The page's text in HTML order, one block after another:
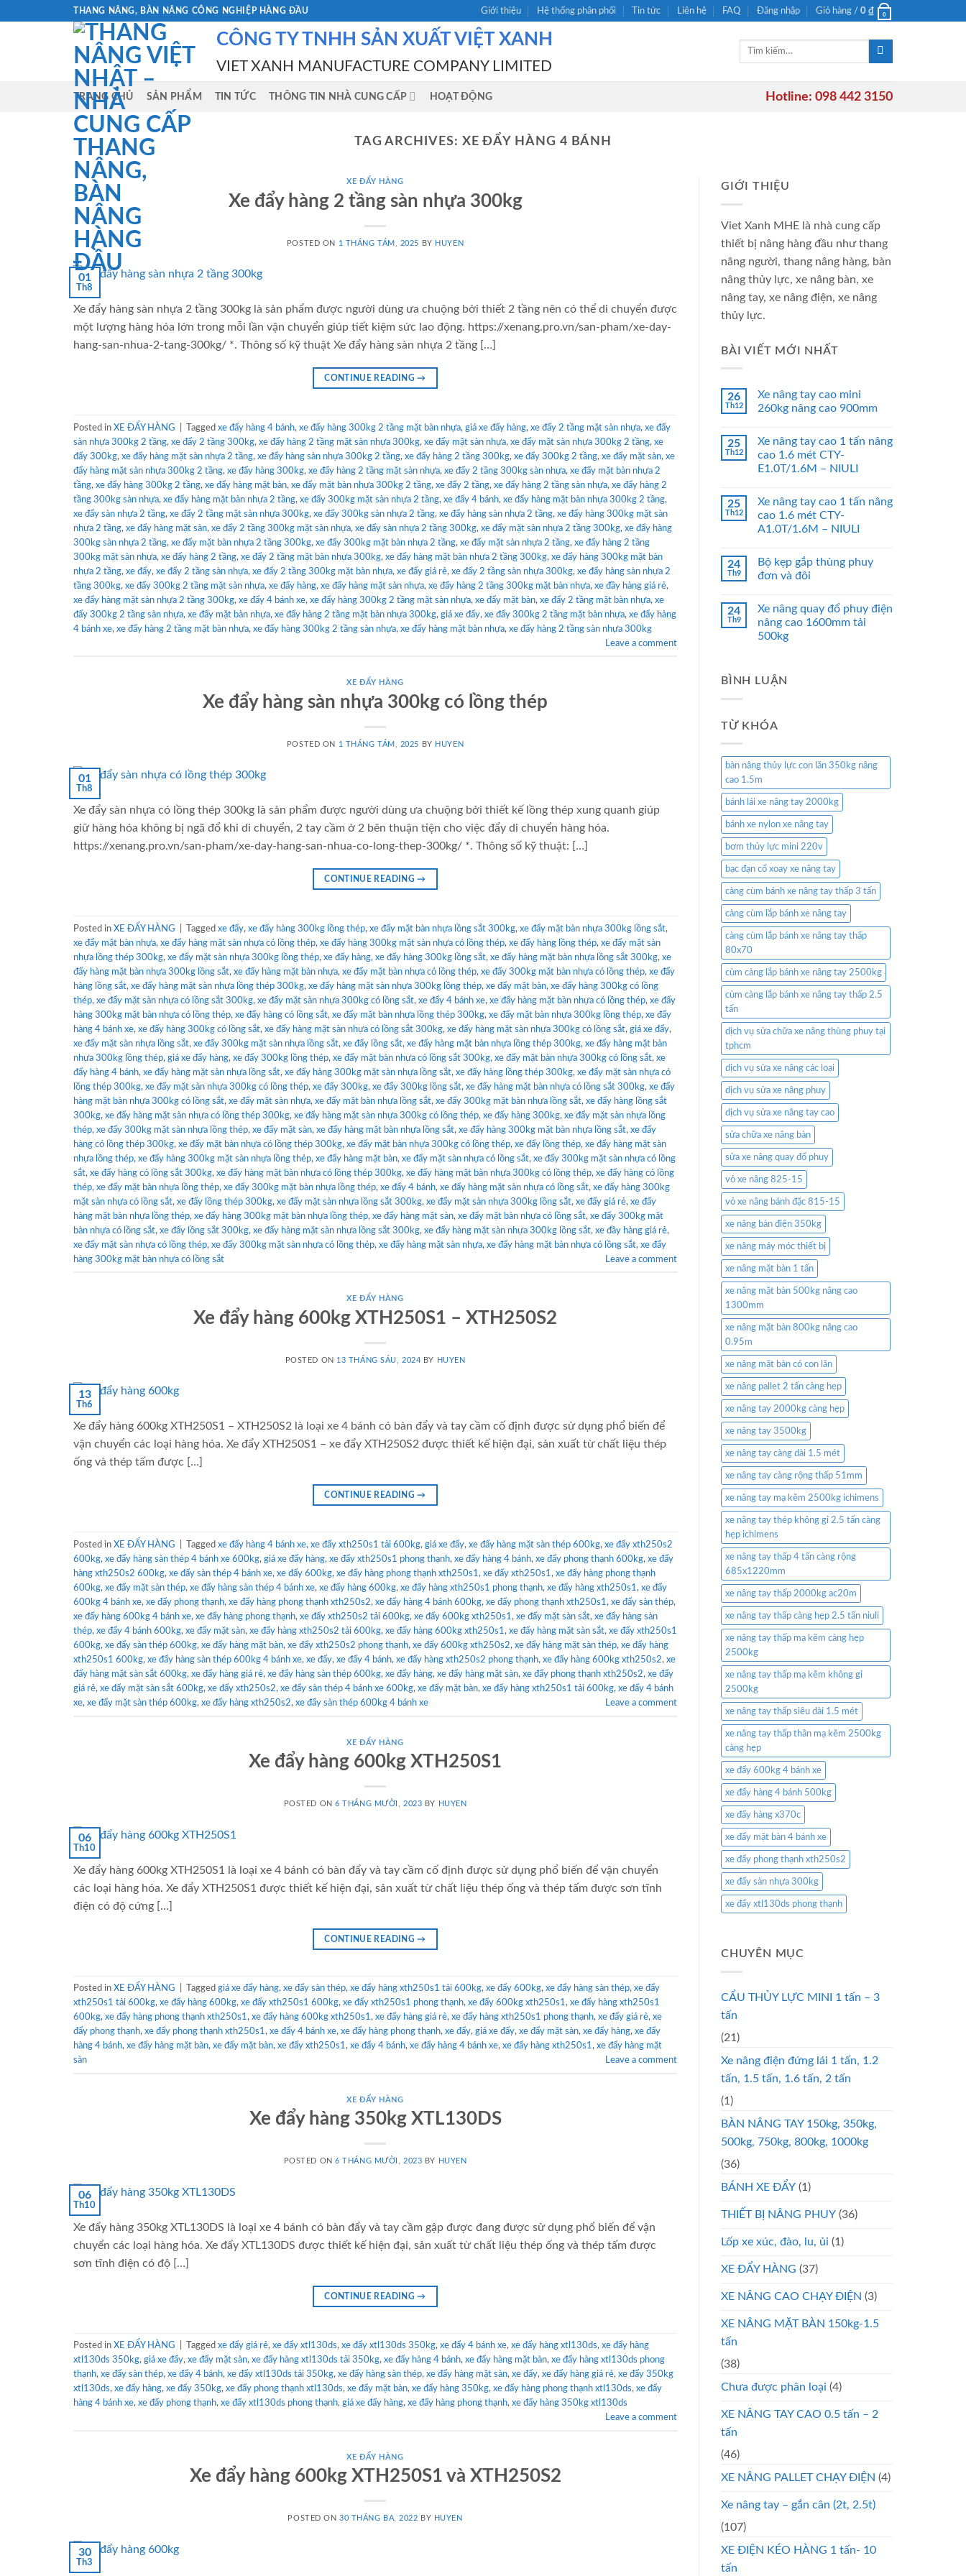
THANG NÂNG, BÀN NÂNG CÔNG NGHIỆP HÀNG ĐẦU Giới thiệu Hệ thống phân phối Tin tức Liên hệ FAQ Đăng nhập Giỏ hàng / 0 ₫ 0
CÔNG TY TNHH SẢN XUẤT VIỆT XANH
VIET XANH MANUFACTURE COMPANY LIMITED
Tìm
TRANG CHỦ SẢN PHẨM TIN TỨC THÔNG TIN NHÀ CUNG CẤP HOẠT ĐỘNG Hotline: 098 442 3150
TAG ARCHIVES: XE ĐẨY HÀNG 4 BÁNH
XE ĐẨY HÀNG
Xe đẩy hàng 2 tầng sàn nhựa 300kg
POSTED ON 1 THÁNG TÁM, 2025 BY HUYEN
01
Th8
Xe đẩy hàng sàn nhựa 2 tầng 300kg là sản phẩm được người dùng ưa chuộng bởi thiết 2 tầng nên có thể di chuyển được
một lượng hàng hóa lớn trong mỗi lần vận chuyển giúp tiết kiệm sức lao động. https://xenang.pro.vn/san-pham/xe-day-
hang-san-nhua-2-tang-300kg/ *. Thông số kỹ thuật Xe đẩy hàng sàn nhựa 2 tầng […]
CONTINUE READING→
Posted in XE ĐẨY HÀNG Tagged xe đẩy hàng 4 bánh, xe đẩy hàng 300kg 2 tầng mặt bàn nhựa, giá xe đẩy hàng, xe đẩy 2 tầng mặt sàn nhựa, xe đẩy
sàn nhựa 300kg 2 tầng, xe đẩy 2 tầng 300kg, xe đẩy hàng 2 tầng mặt sàn nhựa 300kg, xe đẩy mặt sàn nhựa, xe đẩy mặt sàn nhựa 300kg 2 tầng, xe
đẩy 300kg, xe đẩy hàng mặt sàn nhựa 2 tầng, xe đẩy hàng sàn nhựa 300kg 2 tầng, xe đẩy hàng 2 tầng 300kg, xe đẩy 300kg 2 tầng, xe đẩy mặt sàn, xe
đẩy hàng mặt sàn nhựa 300kg 2 tầng, xe đẩy hàng 300kg, xe đẩy hàng 2 tầng mặt sàn nhựa, xe đẩy 2 tầng 300kg sàn nhựa, xe đẩy mặt bàn nhựa 2
tầng, xe đẩy hàng 300kg 2 tầng, xe đẩy hàng mặt bàn, xe đẩy mặt bàn nhựa 300kg 2 tầng, xe đẩy 2 tầng, xe đẩy hàng 2 tầng sàn nhựa, xe đẩy hàng 2
tầng 300kg sàn nhựa, xe đẩy hàng mặt bàn nhựa 2 tầng, xe đẩy 300kg mặt sàn nhựa 2 tầng, xe đẩy 4 bánh, xe đẩy hàng mặt bàn nhựa 300kg 2 tầng,
xe đẩy sàn nhựa 2 tầng, xe đẩy 2 tầng mặt sàn nhựa 300kg, xe đẩy 300kg sàn nhựa 2 tầng, xe đẩy hàng sàn nhựa 2 tầng, xe đẩy hàng 300kg mặt sàn
nhựa 2 tầng, xe đẩy hàng mặt sàn, xe đẩy 2 tầng 300kg mặt sàn nhựa, xe đẩy sàn nhựa 2 tầng 300kg, xe đẩy mặt sàn nhựa 2 tầng 300kg, xe đẩy hàng
300kg sàn nhựa 2 tầng, xe đẩy mặt bàn nhựa 2 tầng 300kg, xe đẩy 300kg mặt bàn nhựa 2 tầng, xe đẩy mặt sàn nhựa 2 tầng, xe đẩy hàng 2 tầng
300kg mặt sàn nhựa, xe đẩy hàng 2 tầng, xe đẩy 2 tầng mặt bàn nhựa 300kg, xe đẩy hàng mặt bàn nhựa 2 tầng 300kg, xe đẩy hàng 300kg mặt bàn
nhựa 2 tầng, xe đẩy, xe đẩy 2 tầng sàn nhựa, xe đẩy 2 tầng 300kg mặt bàn nhựa, xe đẩy giá rẻ, xe đẩy 2 tầng sàn nhựa 300kg, xe đẩy hàng sàn nhựa 2
tầng 300kg, xe đẩy 300kg 2 tầng mặt sàn nhựa, xe đẩy hàng, xe đẩy hàng mặt sàn nhựa, xe đẩy hàng 2 tầng 300kg mặt bàn nhựa, xe đầy hàng giá rẻ,
xe đẩy hàng mặt sàn nhựa 2 tầng 300kg, xe đẩy 4 bánh xe, xe đẩy hàng 300kg 2 tầng mặt sàn nhựa, xe đẩy mặt bàn, xe đẩy 2 tầng mặt bàn nhựa, xe
đẩy 300kg 2 tầng sàn nhựa, xe đẩy mặt bàn nhựa, xe đẩy hàng 2 tầng mặt bàn nhựa 300kg, giá xe đẩy, xe đẩy 300kg 2 tầng mặt bàn nhựa, xe đẩy hàng
4 bánh xe, xe đẩy hàng 2 tầng mặt bàn nhựa, xe đẩy hàng 300kg 2 tầng sàn nhựa, xe đẩy hàng mặt bàn nhựa, xe đẩy hàng 2 tầng sàn nhựa 300kg
Leave a comment
XE ĐẨY HÀNG
Xe đẩy hàng sàn nhựa 300kg có lồng thép
POSTED ON 1 THÁNG TÁM, 2025 BY HUYEN
01
Th8
Xe đẩy sàn nhựa có lồng thép 300kg là sản phẩm được người dùng ưa chuộng bởi thiết kế lồng thép xung quanh giúp
giữ hàng hóa không bị ngã đổ khi di chuyển, 2 tay cầm ở 2 bên thuận tiện cho việc đẩy di chuyển hàng hóa.
https://xenang.pro.vn/san-pham/xe-day-hang-san-nhua-co-long-thep-300kg/ *. Thông số kỹ thuật: […]
CONTINUE READING→
Posted in XE ĐẨY HÀNG Tagged xe đẩy, xe đẩy hàng 300kg lồng thép, xe đẩy mặt bàn nhựa lồng sắt 300kg, xe đẩy mặt bàn nhựa 300kg lồng sắt,
xe đẩy mặt bàn nhựa, xe đẩy hàng mặt sàn nhựa có lồng thép, xe đẩy hàng 300kg mặt sàn nhựa có lồng thép, xe đẩy hàng lồng thép, xe đẩy mặt sàn
nhựa lồng thép 300kg, xe đẩy mặt sàn nhựa 300kg lồng thép, xe đẩy hàng, xe đẩy hàng 300kg lồng sắt, xe đẩy hàng mặt bàn nhựa lồng sắt 300kg, xe
đẩy hàng mặt bàn nhựa 300kg lồng sắt, xe đẩy hàng mặt bàn nhựa, xe đẩy mặt bàn nhựa có lồng thép, xe đẩy 300kg mặt bàn nhựa có lồng thép, xe đẩy
hàng lồng sắt, xe đẩy hàng mặt sàn nhựa lồng thép 300kg, xe đẩy hàng mặt sàn nhựa 300kg lồng thép, xe đẩy mặt bàn, xe đẩy hàng 300kg có lồng
thép, xe đẩy mặt sàn nhựa có lồng sắt 300kg, xe đẩy mặt sàn nhựa 300kg có lồng sắt, xe đẩy 4 bánh xe, xe đẩy hàng mặt bàn nhựa có lồng thép, xe đẩy
hàng 300kg mặt bàn nhựa có lồng thép, xe đẩy hàng có lồng sắt, xe đẩy mặt bàn nhựa lồng thép 300kg, xe đẩy mặt bàn nhựa 300kg lồng thép, xe đẩy
hàng 4 bánh xe, xe đẩy hàng 300kg có lồng sắt, xe đẩy hàng mặt sàn nhựa có lồng sắt 300kg, xe đẩy hàng mặt sàn nhựa 300kg có lồng sắt, giá xe đẩy,
xe đẩy mặt sàn nhựa lồng sắt, xe đẩy 300kg mặt sàn nhựa lồng sắt, xe đẩy lồng sắt, xe đẩy hàng mặt bàn nhựa lồng thép 300kg, xe đẩy hàng mặt bàn
nhựa 300kg lồng thép, giá xe đẩy hàng, xe đẩy 300kg lồng thép, xe đẩy mặt bàn nhựa có lồng sắt 300kg, xe đẩy mặt bàn nhựa 300kg có lồng sắt, xe
đẩy hàng 4 bánh, xe đẩy hàng mặt sàn nhựa lồng sắt, xe đẩy hàng 300kg mặt sàn nhựa lồng sắt, xe đẩy hàng lồng thép 300kg, xe đẩy mặt sàn nhựa có
lồng thép 300kg, xe đẩy mặt sàn nhựa 300kg có lồng thép, xe đẩy 300kg, xe đẩy 300kg lồng sắt, xe đẩy hàng mặt bàn nhựa có lồng sắt 300kg, xe đẩy
hàng mặt bàn nhựa 300kg có lồng sắt, xe đẩy mặt sàn nhựa, xe đẩy mặt bàn nhựa lồng sắt, xe đẩy 300kg mặt bàn nhựa lồng sắt, xe đẩy hàng lồng sắt
300kg, xe đẩy hàng mặt sàn nhựa có lồng thép 300kg, xe đẩy hàng mặt sàn nhựa 300kg có lồng thép, xe đẩy hàng 300kg, xe đẩy mặt sàn nhựa lồng
thép, xe đẩy 300kg mặt sàn nhựa lồng thép, xe đẩy mặt sàn, xe đẩy hàng mặt bàn nhựa lồng sắt, xe đẩy hàng 300kg mặt bàn nhựa lồng sắt, xe đẩy
hàng có lồng thép 300kg, xe đẩy mặt bàn nhựa có lồng thép 300kg, xe đẩy mặt bàn nhựa 300kg có lồng thép, xe đẩy lồng thép, xe đẩy hàng mặt sàn
nhựa lồng thép, xe đẩy hàng 300kg mặt sàn nhựa lồng thép, xe đẩy hàng mặt bàn, xe đẩy mặt sàn nhựa có lồng sắt, xe đẩy 300kg mặt sàn nhựa có lồng
sắt, xe đẩy hàng có lồng sắt 300kg, xe đẩy hàng mặt bàn nhựa có lồng thép 300kg, xe đẩy hàng mặt bàn nhựa 300kg có lồng thép, xe đẩy hàng có lồng
thép, xe đẩy mặt bàn nhựa lồng thép, xe đẩy 300kg mặt bàn nhựa lồng thép, xe đẩy 4 bánh, xe đẩy hàng mặt sàn nhựa có lồng sắt, xe đẩy hàng 300kg
mặt sàn nhựa có lồng sắt, xe đẩy lồng thép 300kg, xe đẩy mặt sàn nhựa lồng sắt 300kg, xe đẩy mặt sàn nhựa 300kg lồng sắt, xe đẩy giá rẻ, xe đẩy
hàng mặt bàn nhựa lồng thép, xe đẩy hàng 300kg mặt bàn nhựa lồng thép, xe đẩy hàng mặt sàn, xe đẩy mặt bàn nhựa có lồng sắt, xe đẩy 300kg mặt
bàn nhựa có lồng sắt, xe đẩy lồng sắt 300kg, xe đẩy hàng mặt sàn nhựa lồng sắt 300kg, xe đẩy hàng mặt sàn nhựa 300kg lồng sắt, xe đầy hàng giá rẻ,
xe đẩy mặt sàn nhựa có lồng thép, xe đẩy 300kg mặt sàn nhựa có lồng thép, xe đẩy hàng mặt sàn nhựa, xe đẩy hàng mặt bàn nhựa có lồng sắt, xe đẩy
hàng 300kg mặt bàn nhựa có lồng sắt
Leave a comment
XE ĐẨY HÀNG
Xe đẩy hàng 600kg XTH250S1 – XTH250S2
POSTED ON 13 THÁNG SÁU, 2024 BY HUYEN
13
Th6
Xe đẩy hàng 600kg XTH250S1 – XTH250S2 là loại xe 4 bánh có bàn đẩy và tay cầm cố định được sử dụng phổ biến để
vận chuyển các loại hàng hóa. Xe đẩy XTH250S1 – xe đẩy XTH250S2 được thiết kế hiện đại, sản xuất từ chất liệu thép
ống và thép tấm được […]
CONTINUE READING→
Posted in XE ĐẨY HÀNG Tagged xe đẩy hàng 4 bánh xe, xe đẩy xth250s1 tải 600kg, giá xe đẩy, xe đẩy hàng mặt sàn thép 600kg, xe đẩy xth250s2
600kg, xe đẩy hàng sàn thép 4 bánh xe 600kg, giá xe đẩy hàng, xe đẩy xth250s1 phong thạnh, xe đẩy hàng 4 bánh, xe đẩy phong thạnh 600kg, xe đẩy
hàng xth250s2 600kg, xe đẩy sàn thép 4 bánh xe, xe đẩy 600kg, xe đẩy hàng phong thạnh xth250s1 , xe đẩy xth250s1 , xe đẩy hàng phong thạnh
600kg, xe đẩy mặt sàn thép, xe đẩy hàng sàn thép 4 bánh xe, xe đẩy hàng 600kg, xe đẩy hàng xth250s1 phong thạnh, xe đẩy hàng xth250s1 , xe đẩy
600kg 4 bánh xe, xe đẩy phong thạnh, xe đẩy hàng phong thạnh xth250s2, xe đẩy hàng 4 bánh 600kg, xe đẩy phong thạnh xth250s1 , xe đẩy sàn thép,
xe đẩy hàng 600kg 4 bánh xe, xe đẩy hàng phong thạnh, xe đẩy xth250s2 tải 600kg, xe đẩy 600kg xth250s1 , xe đẩy mặt sàn sắt, xe đẩy hàng sàn
thép, xe đẩy 4 bánh 600kg, xe đẩy mặt sàn, xe đẩy hàng xth250s2 tải 600kg, xe đẩy hàng 600kg xth250s1 , xe đẩy hàng mặt sàn sắt, xe đẩy xth250s1
600kg, xe đẩy sàn thép 600kg, xe đẩy hàng mặt bàn, xe đẩy xth250s2 phong thạnh, xe đẩy 600kg xth250s2, xe đẩy hàng mặt sàn thép, xe đẩy hàng
xth250s1 600kg, xe đẩy hàng sàn thép 600kg 4 bánh xe, xe đẩy, xe đẩy 4 bánh, xe đẩy hàng xth250s2 phong thạnh, xe đẩy hàng 600kg xth250s2, xe
đẩy hàng mặt sàn sắt 600kg, xe đẩy hàng giá rẻ, xe đẩy hàng sàn thép 600kg, xe đẩy hàng, xe đẩy hàng mặt sàn, xe đẩy phong thạnh xth250s2, xe đẩy
giá rẻ, xe đẩy mặt sàn sắt 600kg, xe đẩy xth250s2, xe đẩy sàn thép 4 bánh xe 600kg, xe đẩy mặt bàn, xe đẩy hàng xth250s1 tải 600kg, xe đẩy 4 bánh
xe, xe đẩy mặt sàn thép 600kg, xe đẩy hàng xth250s2, xe đẩy sàn thép 600kg 4 bánh xe Leave a comment
XE ĐẨY HÀNG
Xe đẩy hàng 600kg XTH250S1
POSTED ON6 THÁNG MƯỜI, 2023 BY HUYEN
06
Th10
Xe đẩy hàng 600kg XTH250S1 là loại xe 4 bánh có bàn đẩy và tay cầm cố định được sử dụng phổ biến để vận chuyển
các loại hàng hóa. Xe đẩy XTH250S1 được thiết kế hiện đại, sản xuất từ chất liệu thép ống và thép tấm được sơn tĩnh
điện có độ cứng […]
CONTINUE READING→
Posted in XE ĐẨY HÀNG Tagged giá xe đẩy hàng, xe đẩy sàn thép, xe đẩy hàng xth250s1 tải 600kg, xe đẩy 600kg, xe đẩy hàng sàn thép, xe đẩy
xth250s1 tải 600kg, xe đẩy hàng 600kg, xe đẩy xth250s1 600kg, xe đẩy xth250s1 phong thạnh, xe đẩy 600kg xth250s1 , xe đẩy hàng xth250s1
600kg, xe đẩy hàng phong thạnh xth250s1 , xe đẩy hàng 600kg xth250s1 , xe đẩy hàng giá rẻ, xe đẩy hàng xth250s1 phong thạnh, xe đẩy giá rẻ, xe
đẩy phong thạnh, xe đẩy phong thạnh xth250s1 , xe đẩy 4 bánh xe, xe đẩy hàng phong thạnh, xe đẩy, giá xe đẩy, xe đẩy mặt sàn, xe đẩy hàng, xe đẩy
hàng 4 bánh, xe đẩy hàng mặt bàn, xe đẩy mặt bàn, xe đẩy xth250s1 , xe đẩy 4 bánh, xe đẩy hàng 4 bánh xe, xe đẩy hàng xth250s1 , xe đẩy hàng mặt
sàn
Leave a comment
XE ĐẨY HÀNG
Xe đẩy hàng 350kg XTL130DS
POSTED ON6 THÁNG MƯỜI, 2023 BY HUYEN
06
Th10
Xe đẩy hàng 350kg XTL130DS là loại xe 4 bánh có bàn đẩy và tay cầm gập được đang được sử dụng phổ biến để vận
chuyển các loại hàng hóa. Xe đẩy XTL130DS được thiết kế hiện đại, sản xuất từ chất liệu thép ống và thép tấm được
sơn tĩnh điện có độ […]
CONTINUE READING→
Posted in XE ĐẨY HÀNG Tagged xe đẩy giá rẻ, xe đẩy xtl130ds, xe đẩy xtl130ds 350kg, xe đẩy 4 bánh xe, xe đẩy hàng xtl130ds, xe đẩy hàng
xtl130ds 350kg, giá xe đẩy, xe đẩy mặt sàn, xe đẩy hàng xtl130ds tải 350kg, xe đẩy hàng 4 bánh, xe đẩy hàng mặt bàn, xe đẩy hàng xtl130ds phong
thạnh, xe đẩy sàn thép, xe đẩy 4 bánh, xe đẩy xtl130ds tải 350kg, xe đẩy hàng sàn thép, xe đẩy hàng mặt sàn, xe đẩy, xe đẩy hàng giá rẻ, xe đẩy 350kg
xtl130ds, xe đẩy hàng, xe đẩy 350kg, xe đẩy phong thạnh xtl130ds, xe đẩy mặt bàn, xe đẩy hàng 350kg, xe đẩy hàng phong thạnh xtl130ds, xe đẩy
hàng 4 bánh xe, xe đẩy phong thạnh, xe đẩy xtl130ds phong thạnh, giá xe đẩy hàng, xe đẩy hàng phong thạnh, xe đẩy hàng 350kg xtl130ds
Leave a comment
XE ĐẨY HÀNG
Xe đẩy hàng 600kg XTH250S1 và XTH250S2
POSTED ON 30 THÁNG BA, 2022 BY HUYEN
30
Th3
GIỚI THIỆU
Viet Xanh MHE là nhà cung cấp
thiết bị nâng hàng đầu như thang
nâng người, thang nâng hàng, bàn
nâng thủy lực, xe nâng bàn, xe
nâng tay, xe nâng điện, xe nâng
thủy lực.
BÀI VIẾT MỚI NHẤT
26
Th12
Xe nâng tay cao mini
260kg nâng cao 900mm
25
Th12
Xe nâng tay cao 1 tấn nâng
cao 1.6 mét CTY-
E1.0T/1.6M – NIULI
25
Th12
Xe nâng tay cao 1 tấn nâng
cao 1.6 mét CTY-
A1.0T/1.6M – NIULI
24
Th9
Bộ kẹp gắp thùng phuy
đơn và đôi
24
Th9
Xe nâng quay đổ phuy điện
nâng cao 1600mm tải
500kg
BÌNH LUẬN
TỪ KHÓA
bàn nâng thủy lực con lăn 350kg nâng
cao 1.5m
bánh lái xe nâng tay 2000kg
bánh xe nylon xe nâng tay
bơm thủy lực mini 220v
bạc đạn cổ xoay xe nâng tay
càng cùm bánh xe nâng tay thấp 3 tấn
càng cùm lắp bánh xe nâng tay
càng cùm lắp bánh xe nâng tay thấp
80x70
cùm càng lắp bánh xe nâng tay 2500kg
cùm càng lắp bánh xe nâng tay thấp 2.5
tấn
dịch vụ sửa chữa xe nâng thùng phuy tại
tphcm
dịch vụ sửa xe nâng các loại
dịch vụ sửa xe nâng phuy
dịch vụ sửa xe nâng tay cao
sửa chữa xe nâng bàn
sửa xe nâng quay đổ phuy
vỏ xe nâng 825-15
vỏ xe nâng bánh đặc 815-15
xe nâng bàn điện 350kg
xe nâng máy móc thiết bị
xe nâng mặt bàn 1 tấn
xe nâng mặt bàn 500kg nâng cao
1300mm
xe nâng mặt bàn 800kg nâng cao
0.95m
xe nâng mặt bàn có con lăn
xe nâng pallet 2 tấn càng hẹp
xe nâng tay 2000kg càng hẹp
xe nâng tay 3500kg
xe nâng tay càng dài 1.5 mét
xe nâng tay càng rộng thấp 51mm
xe nâng tay mạ kẽm 2500kg ichimens
xe nâng tay thép không gỉ 2.5 tấn càng
hẹp ichimens
xe nâng tay thấp 4 tấn càng rộng
685x1220mm
xe nâng tay thấp 2000kg ac20m
xe nâng tay thấp càng hẹp 2.5 tấn niuli
xe nâng tay thấp mạ kẽm càng hẹp
2500kg
xe nâng tay thấp mạ kẽm không gỉ
2500kg
xe nâng tay thấp siêu dài 1.5 mét
xe nâng tay thấp thân mạ kẽm 2500kg
càng hẹp
xe đẩy 600kg 4 bánh xe
xe đẩy hàng 4 bánh 500kg
xe đẩy hàng x370c
xe đẩy mặt bàn 4 bánh xe
xe đẩy phong thạnh xth250s2
xe đẩy sàn nhựa 300kg
xe đẩy xtl130ds phong thạnh
CHUYÊN MỤC
CẨU THỦY LỰC MINI 1 tấn – 3
tấn
(21)
Xe nâng điện đứng lái 1 tấn, 1.2
tấn, 1.5 tấn, 1.6 tấn, 2 tấn
(1)
BÀN NÂNG TAY 150kg, 350kg,
500kg, 750kg, 800kg, 1000kg
(36)
BÁNH XE ĐẨY (1)
THIẾT BỊ NÂNG PHUY (36)
Lốp xe xúc, đào, lu, ủi (1)
XE ĐẨY HÀNG (37)
XE NÂNG CAO CHẠY ĐIỆN (3)
XE NÂNG MẶT BÀN 150kg-1.5
tấn
(38)
Chưa được phân loại (4)
XE NÂNG TAY CAO 0.5 tấn – 2
tấn
(46)
XE NÂNG PALLET CHẠY ĐIỆN (4)
Xe nâng tay – gắn cân (2t, 2.5t)
(107)
XE ĐIỆN KÉO HÀNG 1 tấn- 10
tấn